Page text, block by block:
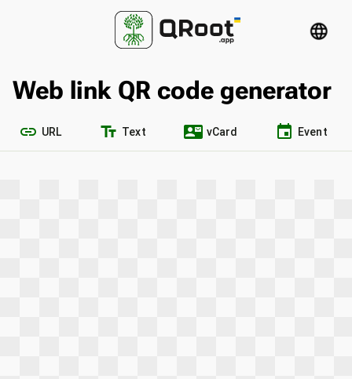
language
Web link QR code generator
link URL text_fields Text contact_mail vCard event Event